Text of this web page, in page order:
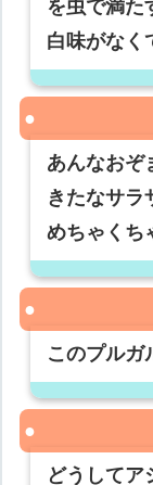
を虫で満た
白味がなく
あんなおぞ
きたなサ
めちゃくち
このプルガ
どうしてア